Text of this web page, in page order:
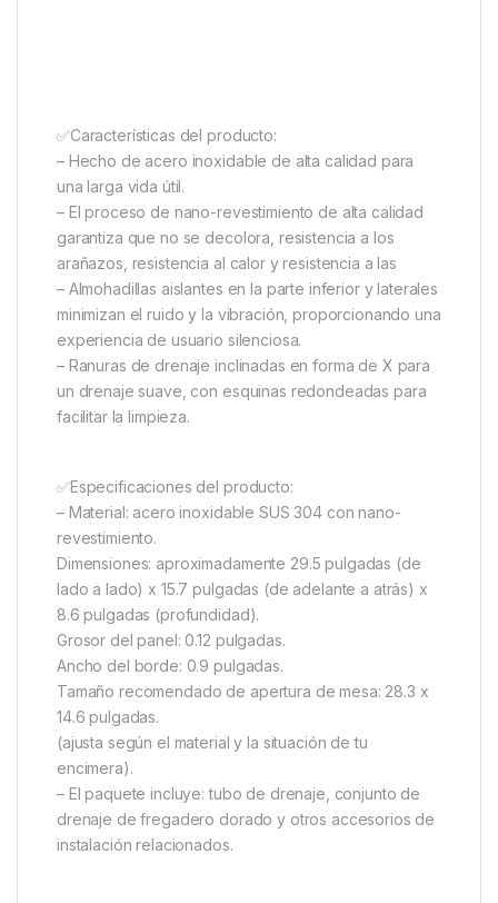
✅Características del producto:
– Hecho de acero inoxidable de alta calidad para
una larga vida útil.
– El proceso de nano-revestimiento de alta calidad
garantiza que no se decolora, resistencia a los
arañazos, resistencia al calor y resistencia a las
– Almohadillas aislantes en la parte inferior y laterales
minimizan el ruido y la vibración, proporcionando una
experiencia de usuario silenciosa.
– Ranuras de drenaje inclinadas en forma de X para
un drenaje suave, con esquinas redondeadas para
facilitar la limpieza.
✅Especificaciones del producto:
– Material: acero inoxidable SUS 304 con nano-
revestimiento.
Dimensiones: aproximadamente 29.5 pulgadas (de
lado a lado) x 15.7 pulgadas (de adelante a atrás) x
8.6 pulgadas (profundidad).
Grosor del panel: 0.12 pulgadas.
Ancho del borde: 0.9 pulgadas.
Tamaño recomendado de apertura de mesa: 28.3 x
14.6 pulgadas.
(ajusta según el material y la situación de tu
encimera).
– El paquete incluye: tubo de drenaje, conjunto de
drenaje de fregadero dorado y otros accesorios de
instalación relacionados.